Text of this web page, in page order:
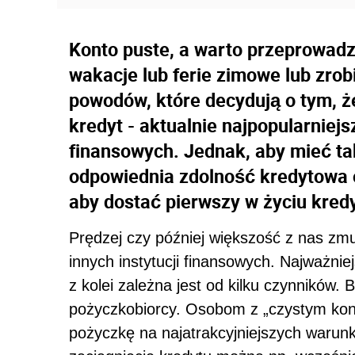
Konto puste, a warto
wakacje lub ferie zimowe lub
powodów, które decydują o tym,
kredyt - aktualnie
finansowych. Jednak, aby mieć
odpowiednia zdolność
aby dostać pierwszy w życiu
Prędzej czy później większość z nas
innych instytucji finansowych.
z kolei zależna jest od kilku czynników.
pożyczkobiorcy. Osobom z „czystym
pożyczkę na najatrakcyjniejszych